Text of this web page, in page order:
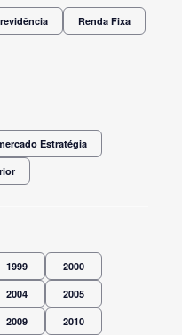
Renda Fixa
Estratégia
1999 2000
2004 2005
2009 2010